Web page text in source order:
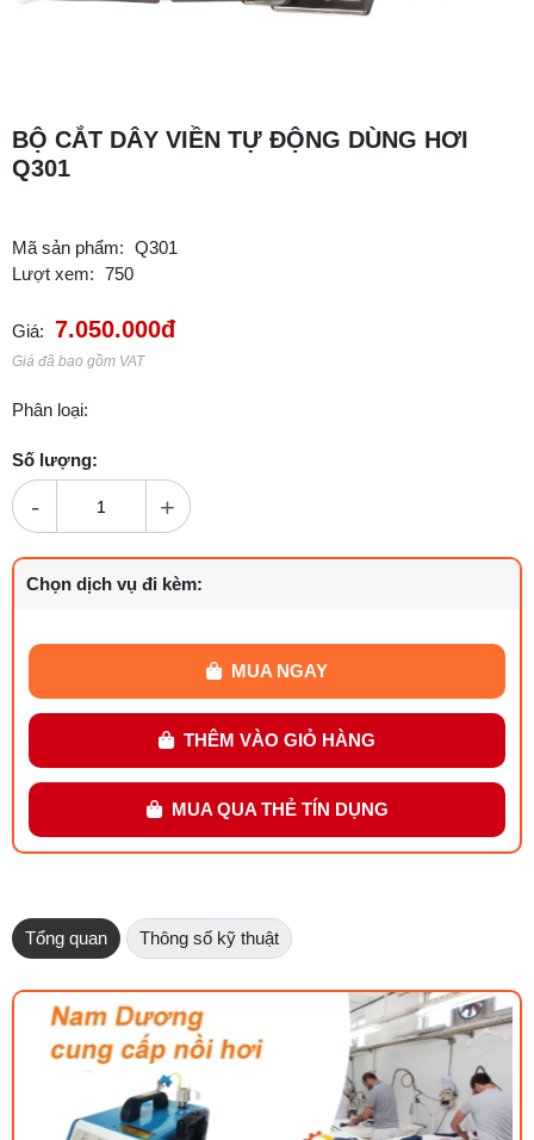
BỘ CẮT DÂY VIỀN TỰ ĐỘNG DÙNG HƠI
Q301
Mã sản phẩm: Q301
Lượt xem: 750
Giá: 7.050.000đ
Giá đã bao gồm VAT
Phân loại:
Số lượng:
- +
Chọn dịch vụ đi kèm:
MUA NGAY
THÊM VÀO GIỎ HÀNG
MUA QUA THẺ TÍN DỤNG
Tổng quan Thông số kỹ thuật